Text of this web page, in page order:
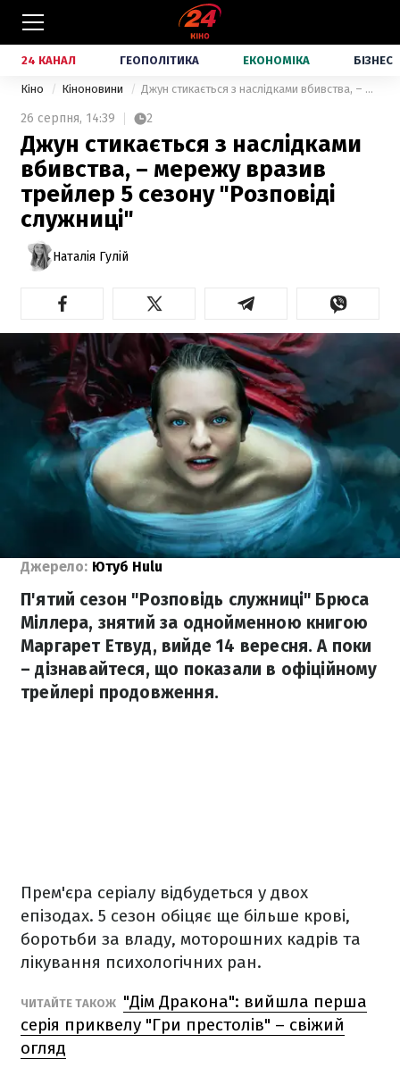
24 КАНАЛ ГЕОПОЛІТИКА ЕКОНОМІКА БІЗНЕС
Кіно Кіноновини Джун стикається з наслідками вбивства, – мережу вразив трейлер 5 сезону "Розповіді служниці"
26 серпня, 14:39 2
Джун стикається з наслідками
вбивства, – мережу вразив
трейлер 5 сезону "Розповіді
служниці"
Наталія Гулій
Джерело: Ютуб Hulu
П'ятий сезон "Розповідь служниці" Брюса
Міллера, знятий за однойменною книгою
Маргарет Етвуд, вийде 14 вересня. А поки
– дізнавайтеся, що показали в офіційному
трейлері продовження.
Прем'єра серіалу відбудеться у двох
епізодах. 5 сезон обіцяє ще більше крові,
боротьби за владу, моторошних кадрів та
лікування психологічних ран.
ЧИТАЙТЕ ТАКОЖ "Дім Дракона": вийшла перша
серія приквелу "Гри престолів" – свіжий
огляд